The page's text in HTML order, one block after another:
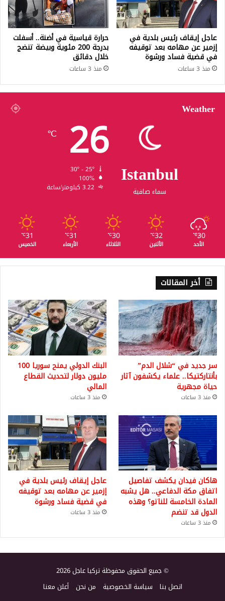
عاجل إيقاف رئيس بلدية في
إزمير عن مهامه بعد توقيفه
في قضية فساد ورشوة
منذ 3 ساعات
حرارة قياسية في أضنة.. أسفلت
بدرجة 200 مئوية وبيضة تنضج
خلال دقائق
منذ 3 ساعات
Weather
Istanbul
سماء صافية
26
℃
100%
3.22 كيلومتر/ساعة
30
℃
الأحد
32
℃
الأثنين
30
℃
الثلاثاء
31
℃
الأربعاء
31
℃
الخميس
أخر المقالات
سر جديد في “شلال الدم”
بأنتاركتيكا.. علماء يكشفون آثار
حياة مجهرية
منذ 3 ساعات
البنك الدولي يمنح سوريا 100
مليون دولار لتحديث القطاع
المالي
منذ 3 ساعات
هاكان فيدان يكشف تفاصيل
اتفاق مكة الدفاعي.. هل يشبه
المادة الخامسة للناتو؟ وهذه
الدول قد تنضم
منذ 3 ساعات
عاجل إيقاف رئيس بلدية في
إزمير عن مهامه بعد توقيفه
في قضية فساد ورشوة
منذ 3 ساعات
© جميع الحقوق محفوظة تركيا عاجل 2026
اتصل بنا سياسة الخصوصية من نحن أعلن معنا